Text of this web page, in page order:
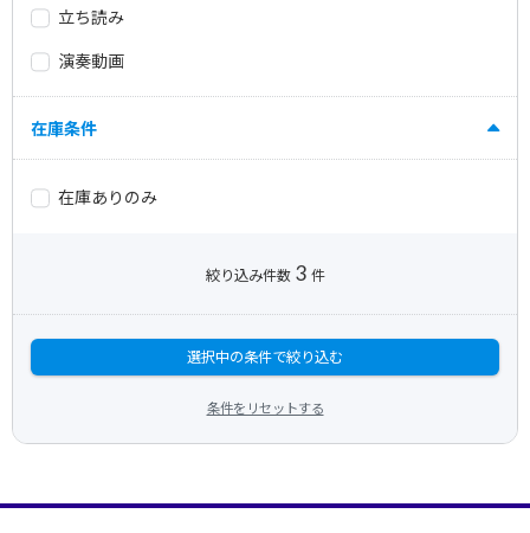
立ち読み
演奏動画
在庫条件
在庫ありのみ
絞り込み件数 3 件
選択中の条件で絞り込む
条件をリセットする